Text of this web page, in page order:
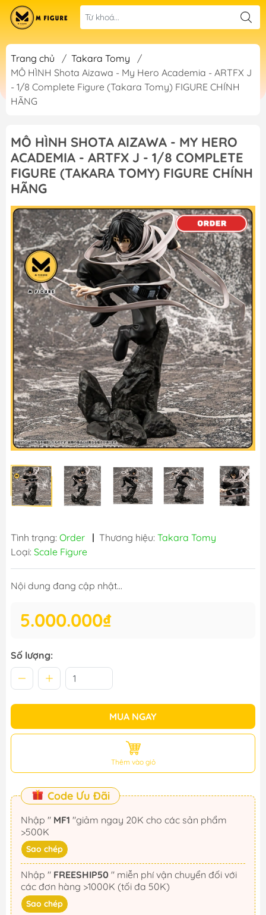
Trang chủ / Takara Tomy
/
MÔ HÌNH Shota Aizawa - My Hero Academia - ARTFX J
- 1/8 Complete Figure (Takara Tomy) FIGURE CHÍNH
HÃNG
MÔ HÌNH SHOTA AIZAWA - MY HERO
ACADEMIA - ARTFX J - 1/8 COMPLETE
FIGURE (TAKARA TOMY) FIGURE CHÍNH
HÃNG
Tình trạng: Order | Thương hiệu: Takara Tomy
Loại: Scale Figure
Nội dung đang cập nhật...
5.000.000₫
Số lượng:
MUA NGAY
Thêm vào giỏ
Code Ưu Đãi
Nhập " MF1
>500K
Sao chép
Nhập " FREESHIP50
các đơn hàng >1000K (tối đa 50K)
Sao chép